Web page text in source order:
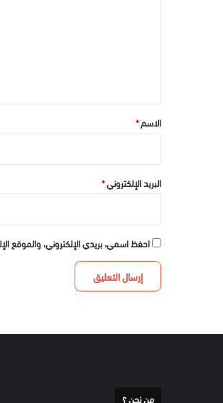
*الاسم*
البريد الإلكتروني*
احفظ اسمي، بريدي الإلكتروني، والموقع
من نحن ؟